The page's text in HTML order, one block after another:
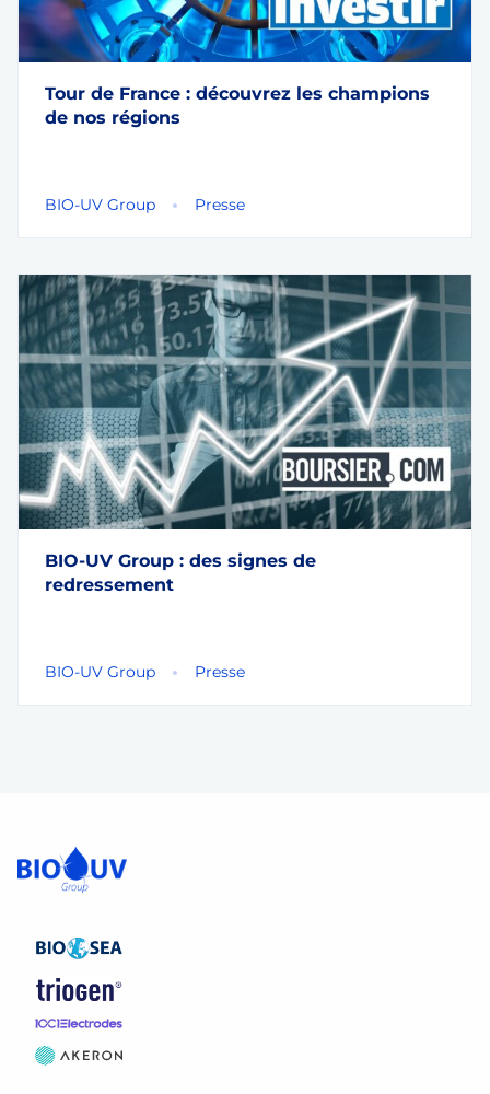
Tour de France : découvrez les champions
de nos régions
BIO-UV Group Presse
BIO-UV Group : des signes de
redressement
BIO-UV Group Presse